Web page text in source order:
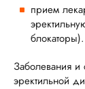
прием
блокаторы).
Заболевания
эректильной